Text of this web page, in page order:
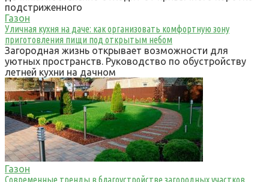
подстриженного
Газон
Уличная кухня на даче: как организовать комфортную зону
приготовления пищи под открытым небом
Загородная жизнь открывает возможности для
уютных пространств. Руководство по обустройству
летней кухни на дачном
Газон
Современные тренды в благоустройстве загородных участков